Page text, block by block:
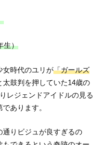
生）
女時代のユリが「ガールズ
太鼓判を押していた14歳の
レジェンドアイドルの見る
あります。
通りビジュが良すぎるの